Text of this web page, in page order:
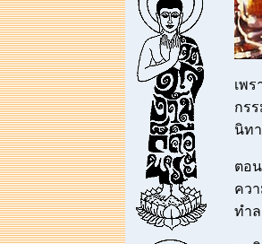
เพ
กร
นิท
ตอ
คว
ทำ